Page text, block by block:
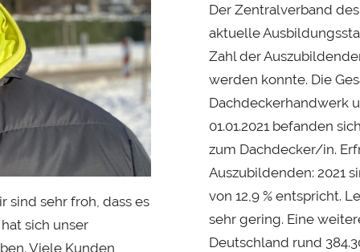
sind sehr froh, dass es
sich unser
Viele Kunden
Der Zentralverband
aktuelle
Zahl der
werden konnte. Die
Dachdeckerhandwerk
01.01.2021 befanden
zum Dachdecker/in.
Auszubildenden: 2021
von 12,9 % entspricht.
sehr gering. Eine
Deutschland rund